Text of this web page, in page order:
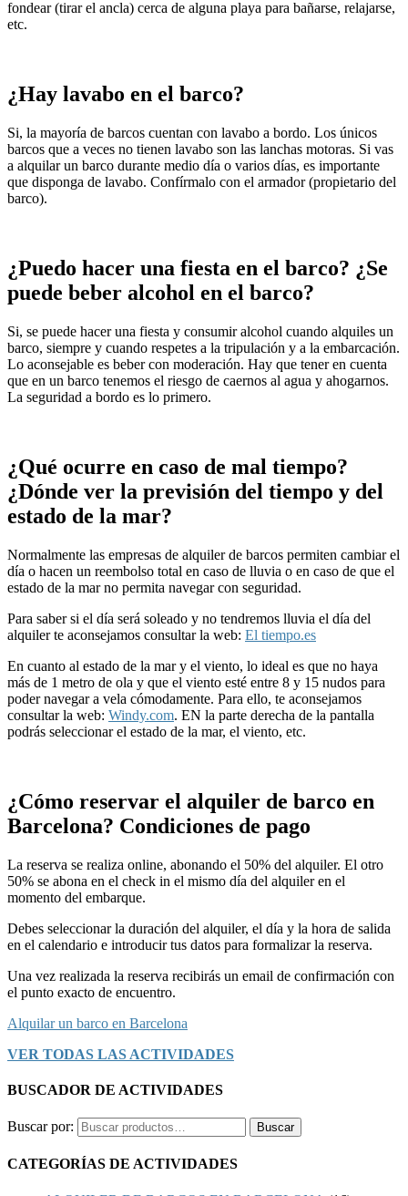
fondear (tirar el ancla) cerca de alguna playa para bañarse, relajarse,
etc.
¿Hay lavabo en el barco?
Si, la mayoría de barcos cuentan con lavabo a bordo. Los únicos
barcos que a veces no tienen lavabo son las lanchas motoras. Si vas
a alquilar un barco durante medio día o varios días, es importante
que disponga de lavabo. Confírmalo con el armador (propietario del
barco).
¿Puedo hacer una fiesta en el barco? ¿Se
puede beber alcohol en el barco?
Si, se puede hacer una fiesta y consumir alcohol cuando alquiles un
barco, siempre y cuando respetes a la tripulación y a la embarcación.
Lo aconsejable es beber con moderación. Hay que tener en cuenta
que en un barco tenemos el riesgo de caernos al agua y ahogarnos.
La seguridad a bordo es lo primero.
¿Qué ocurre en caso de mal tiempo?
¿Dónde ver la previsión del tiempo y del
estado de la mar?
Normalmente las empresas de alquiler de barcos permiten cambiar el
día o hacen un reembolso total en caso de lluvia o en caso de que el
estado de la mar no permita navegar con seguridad.
Para saber si el día será soleado y no tendremos lluvia el día del
alquiler te aconsejamos consultar la web: El tiempo.es
En cuanto al estado de la mar y el viento, lo ideal es que no haya
más de 1 metro de ola y que el viento esté entre 8 y 15 nudos para
poder navegar a vela cómodamente. Para ello, te aconsejamos
consultar la web: Windy.com. EN la parte derecha de la pantalla
podrás seleccionar el estado de la mar, el viento, etc.
¿Cómo reservar el alquiler de barco en
Barcelona? Condiciones de pago
La reserva se realiza online, abonando el 50% del alquiler. El otro
50% se abona en el check in el mismo día del alquiler en el
momento del embarque.
Debes seleccionar la duración del alquiler, el día y la hora de salida
en el calendario e introducir tus datos para formalizar la reserva.
Una vez realizada la reserva recibirás un email de confirmación con
el punto exacto de encuentro.
Alquilar un barco en Barcelona
VER TODAS LAS ACTIVIDADES
BUSCADOR DE ACTIVIDADES
Buscar por: Buscar
CATEGORÍAS DE ACTIVIDADES